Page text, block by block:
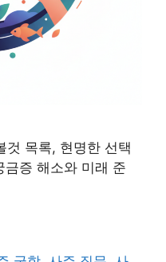
것 목록, 현명한 선택
증 해소와 미래 준